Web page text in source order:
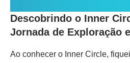
Descobrindo o Inner
Jornada de Exploração
Ao conhecer o Inner Circle,